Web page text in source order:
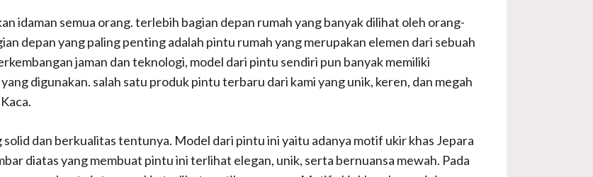
idaman semua orang. terlebih bagian depan rumah yang banyak dilihat oleh orang-
depan yang paling penting adalah pintu rumah yang merupakan elemen dari sebuah
jaman dan teknologi, model dari pintu sendiri pun banyak memiliki
digunakan. salah satu produk pintu terbaru dari kami yang unik, keren, dan megah
dan berkualitas tentunya. Model dari pintu ini yaitu adanya motif ukir khas Jepara
diatas yang membuat pintu ini terlihat elegan, unik, serta bernuansa mewah. Pada